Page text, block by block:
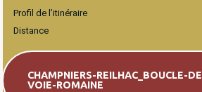
Profil de l’itinéraire
Distance
Documentation
CHAMPNIERS-REILHAC_BOUCLE-
VOIE-ROMAINE